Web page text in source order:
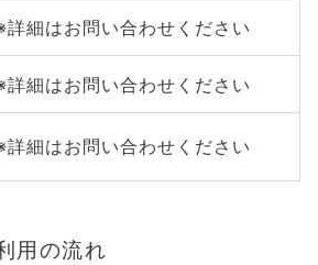
詳細はお問い合わせください
詳細はお問い合わせください
詳細はお問い合わせください
用の流れ